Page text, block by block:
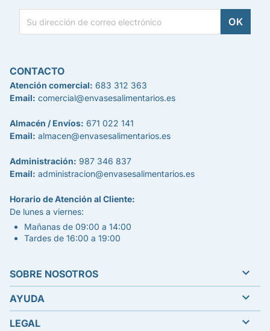
CONTACTO
Atención comercial: 683 312 363
Email: comercial@envasesalimentarios.es
Almacén / Envíos: 671 022 141
Email: almacen@envasesalimentarios.es
Administración: 987 346 837
Email: administracion@envasesalimentarios.es
Horario de Atención al Cliente:
De lunes a viernes:
Mañanas de 09:00 a 14:00
Tardes de 16:00 a 19:00
SOBRE NOSOTROS 
AYUDA 
LEGAL 